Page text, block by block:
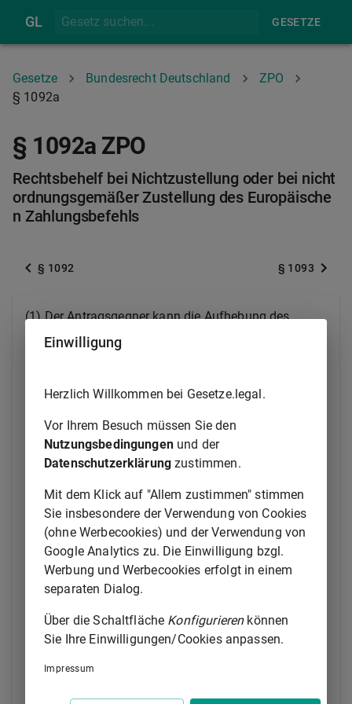
GL GESETZE
Gesetze Bundesrecht Deutschland
ZPO
§ 1092a
§ 1092a ZPO
Rechtsbehelf bei Nichtzustellung oder bei nicht
ordnungsgemäßer Zustellung des Europäische
n Zahlungsbefehls
§ 1092 § 1093
(1) Der Antragsgegner kann die Aufhebung des
Europäischen Zahlungsbefehls beantragen, wenn
ihm der Europäische Zahlungsbefehl
1.
nicht zugestellt wurde oder
in einer nicht den Anforderungen der
Artikel 13 bis 15 der Verordnung (EG)
Nr. 1896/2006 genügenden Weise
zugestellt wurde.
Der Antrag muss innerhalb eines Monats ab dem
Zeitpunkt gestellt werden, zu dem der Antragsgegner
Kenntnis vom Erlass des Europäischen
Zahlungsbefehls oder des Zustellungsmangels
gehabt hat oder hätte haben können. Gibt das Gericht
dem Antrag aus einem der in Satz 1 genannten
für nichtig erklärt.
nach Absatz 1 Satz 1 den Europäischen
Einwilligung
Herzlich Willkommen bei Gesetze.legal.
Vor Ihrem Besuch müssen Sie den
Nutzungsbedingungenund der
Datenschutzerklärung zustimmen.
Mit dem Klick auf "Allem zustimmen" stimmen
Sie insbesondere der Verwendung von Cookies
(ohne Werbecookies) und der Verwendung von
Google Analytics zu. Die Einwilligung bzgl.
Werbung und Werbecookies erfolgt in einem
separaten Dialog.
Über die Schaltfläche Konfigurierenkönnen
Sie Ihre Einwilligungen/Cookies anpassen.
Impressum